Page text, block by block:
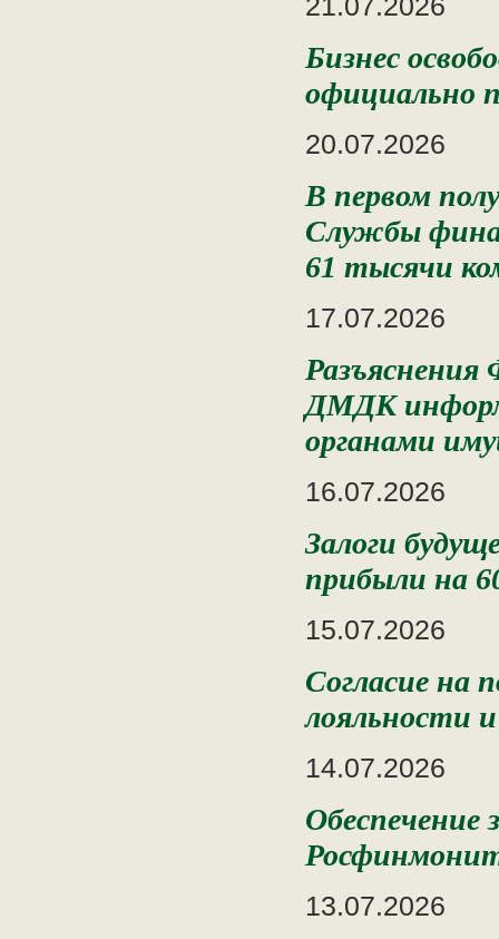
21.07.2026
Бизнес
официально
20.07.2026
В первом
Службы
61 тысячи
17.07.2026
ДМДК
органами
16.07.2026
Залоги
прибыли на
15.07.2026
Согласие на
лояльности
14.07.2026
Обеспечение
13.07.2026